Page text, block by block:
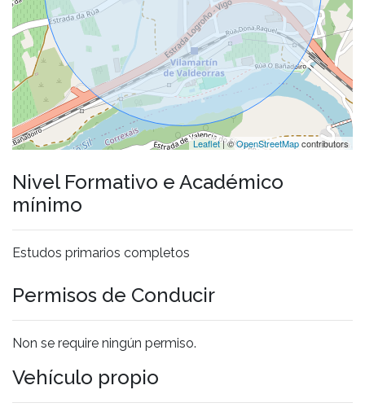
Leaflet| ©OpenStreetMapcontributors
Nivel Formativo e Académico
mínimo
Estudos primarios completos
Permisos de Conducir
Non se require ningún permiso.
Vehículo propio